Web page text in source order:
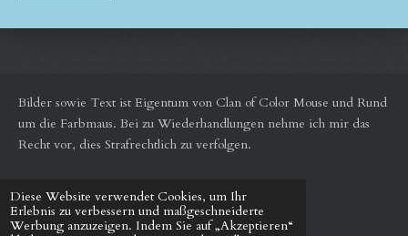
Diese Website verwendet Cookies, um Ihr
Erlebnis zu verbessern und maßgeschneiderte
Werbung anzuzeigen. Indem Sie auf „Akzeptieren“
Bilder sowie Text ist Eigentum von Clan of Color Mouse und Rund
um die Farbmaus. Bei zu Wiederhandlungen nehme ich mir das
Recht vor, dies Strafrechtlich zu verfolgen.
© 2024 - 2026 Rund um die Farbmaus
Mit Unterstützung von Webador